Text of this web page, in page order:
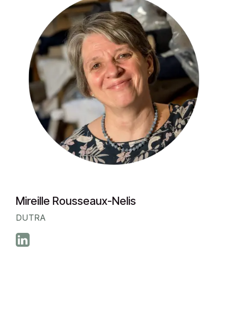
Mireille Rousseaux-Nelis
DUTRA